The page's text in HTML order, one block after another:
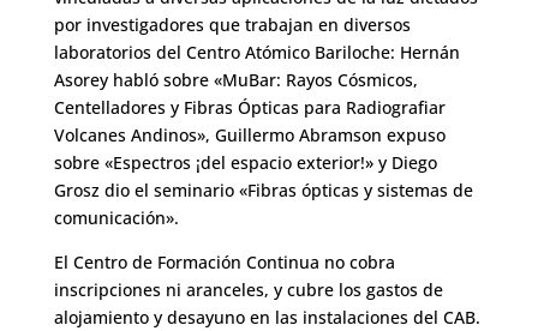
por investigadores que trabajan en diversos
laboratorios del Centro Atómico Bariloche: Hernán
Asorey habló sobre «MuBar: Rayos Cósmicos,
Centelladores y Fibras Ópticas para Radiografiar
Volcanes Andinos», Guillermo Abramson expuso
sobre «Espectros ¡del espacio exterior!» y Diego
Grosz dio el seminario «Fibras ópticas y sistemas de
comunicación».
El Centro de Formación Continua no cobra
inscripciones ni aranceles, y cubre los gastos de
alojamiento y desayuno en las instalaciones del CAB.